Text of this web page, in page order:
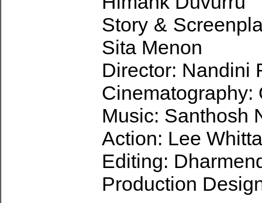
Story &
Sita Menon
Director: Nandini
Cinematography:
Music: Santhosh
Action: Lee
Editing:
Production